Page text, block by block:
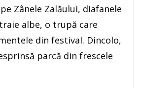
Zânele Zalăului, diafanele
albe, o trupă care
din festival. Dincolo,
parcă din frescele